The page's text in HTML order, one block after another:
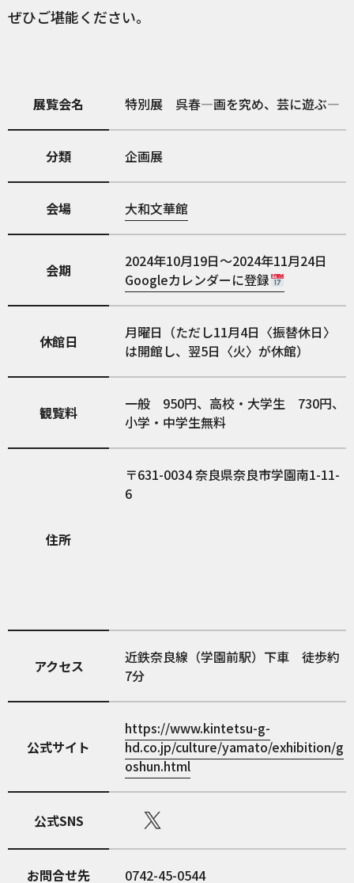
ぜひご堪能ください。
展覧会名 特別展 呉春―画を究め、芸に遊ぶ―
分類 企画展
会場 大和文華館
会期
2024年10月19日～2024年11月24日
Googleカレンダーに登録
休館日
月曜日（ただし11月4日〈振替休日〉
は開館し、翌5日〈火〉が休館）
観覧料
一般 950円、高校・大学生 730円、
小学・中学生無料
住所
631-0034奈良県奈良市学園南1-11-
6
アクセス
近鉄奈良線（学園前駅）下車 徒歩約
7分
公式サイト
https://www.kintetsu-g-
hd.co.jp/culture/yamato/exhibition/g
oshun.html
公式SNS
お問合せ先 0742-45-0544